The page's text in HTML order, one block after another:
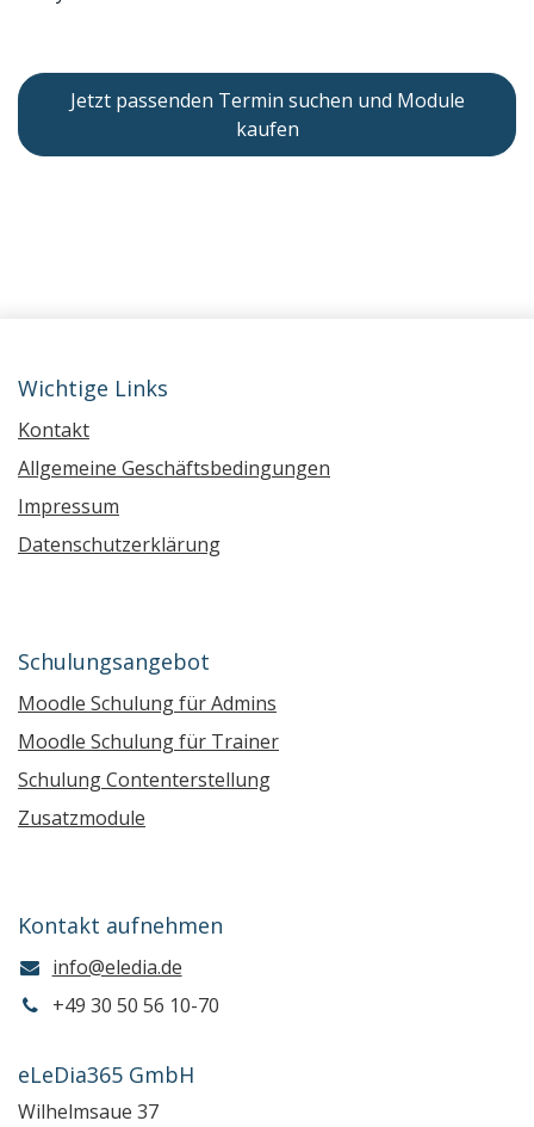
Jetzt passenden Termin suchen und Module
kaufen
Wichtige Links
Kontakt
Allgemeine Geschäftsbedingungen
Impressum
Datenschutzerklärung
Schulungsangebot
Moodle Schulung für Admins
Moodle Schulung für Trainer
Schulung Contenterstellung
Zusatzmodule
Kontakt aufnehmen
info@eledia.de
+49 30 50 56 10-70
eLeDia365 GmbH
Wilhelmsaue 37